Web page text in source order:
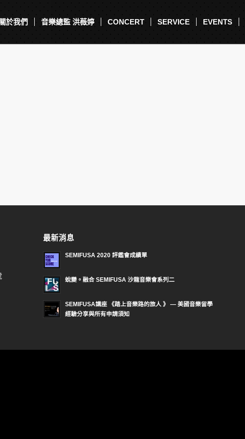
關於我們 音樂總監 洪薇婷 CONCERT SERVICE EVENTS
最新消息
SEMIFUSA 2020 評鑑會成績單
蛻變。融合 SEMIFUSA 沙龍音樂會系列二
SEMIFUSA講座 《踏上音樂路的旅人 》 — 美國音樂留學
經驗分享與所有申請須知